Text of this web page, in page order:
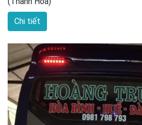
Chi tiết